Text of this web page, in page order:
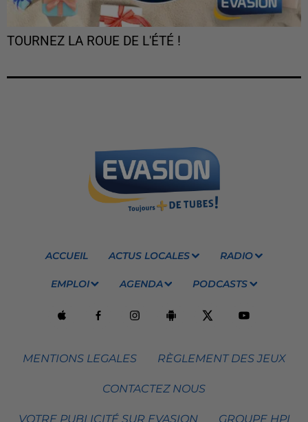
TOURNEZ LA ROUE DE L'ÉTÉ !
ACCUEIL ACTUS LOCALES RADIO
EMPLOI AGENDA PODCASTS
MENTIONS LEGALES RÈGLEMENT DES JEUX
CONTACTEZ NOUS
VOTRE PUBLICITÉ SUR EVASION GROUPE HPI